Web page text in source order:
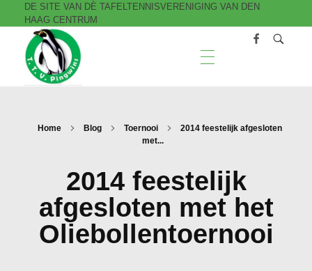
DE SITE VAN DÈ TAFELTENNISVERENIGING VAN DEN
HAAG CENTRUM
T.T.V. Pingwins
Home Blog Toernooi
2014 feestelijk afgesloten
met...
2014 feestelijk
afgesloten met het
Oliebollentoernooi